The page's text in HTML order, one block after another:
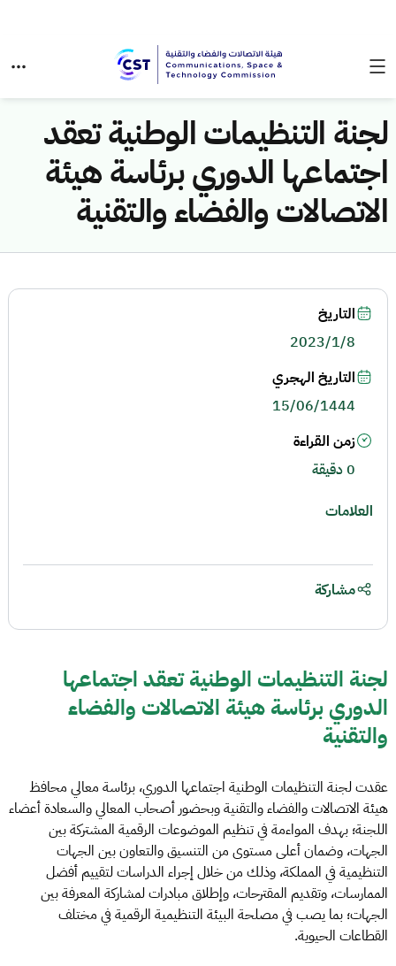
لجنة التنظيمات الوطنية تعقد
اجتماعها الدوري برئاسة هيئة
الاتصالات والفضاء والتقنية
لجنة التنظيمات الوطنية تعقد اجتماعها
الدوري برئاسة هيئة الاتصالات والفضاء
والتقنية
عقدت لجنة التنظيمات الوطنية اجتماعها الدوري، برئاسة معالي محافظ
هيئة الاتصالات والفضاء والتقنية وبحضور أصحاب المعالي والسعادة أعضاء
اللجنة؛ بهدف المواءمة في تنظيم الموضوعات الرقمية المشتركة بين
الجهات، وضمان أعلى مستوى من التنسيق والتعاون بين الجهات
التنظيمية في المملكة، وذلك من خلال إجراء الدراسات لتقييم أفضل
الممارسات، وتقديم المقترحات، وإطلاق مبادرات لمشاركة المعرفة بين
الجهات؛ بما يصب في مصلحة البيئة التنظيمية الرقمية في مختلف
القطاعات الحيوية.
التاريخ
2023/1/8
التاريخ الهجري
15/06/1444
زمن القراءة
0 دقيقة
العلامات
مشاركة